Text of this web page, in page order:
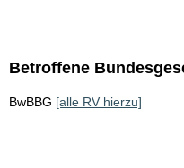
Betroffene
BwBBG [alle RV hierzu]